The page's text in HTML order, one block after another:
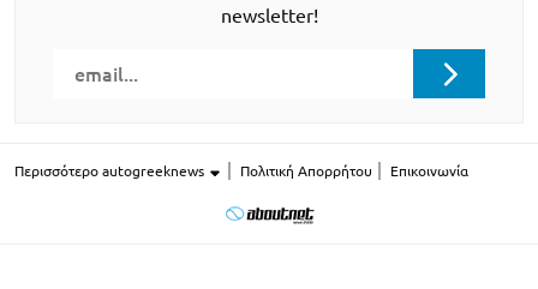
newsletter!
Περισσότερο autogreeknews Πολιτική Απορρήτου Επικοινωνία